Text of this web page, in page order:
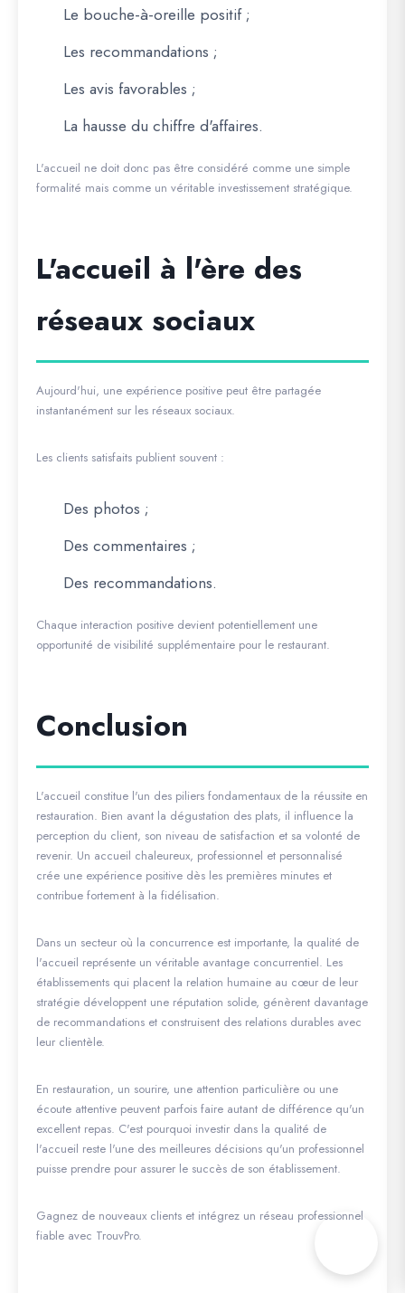
Le bouche-à-oreille positif ;
Les recommandations ;
Les avis favorables ;
La hausse du chiffre d'affaires.
L'accueil ne doit donc pas être considéré comme une simple
formalité mais comme un véritable investissement stratégique.
L'accueil à l'ère des
réseaux sociaux
Aujourd'hui, une expérience positive peut être partagée
instantanément sur les réseaux sociaux.
Les clients satisfaits publient souvent :
Des photos ;
Des commentaires ;
Des recommandations.
Chaque interaction positive devient potentiellement une
opportunité de visibilité supplémentaire pour le restaurant.
Conclusion
L'accueil constitue l'un des piliers fondamentaux de la réussite en
restauration. Bien avant la dégustation des plats, il influence la
perception du client, son niveau de satisfaction et sa volonté de
revenir. Un accueil chaleureux, professionnel et personnalisé
crée une expérience positive dès les premières minutes et
contribue fortement à la fidélisation.
Dans un secteur où la concurrence est importante, la qualité de
l'accueil représente un véritable avantage concurrentiel. Les
établissements qui placent la relation humaine au cœur de leur
stratégie développent une réputation solide, génèrent davantage
de recommandations et construisent des relations durables avec
leur clientèle.
En restauration, un sourire, une attention particulière ou une
écoute attentive peuvent parfois faire autant de différence qu'un
excellent repas. C'est pourquoi investir dans la qualité de
l'accueil reste l'une des meilleures décisions qu'un professionnel
puisse prendre pour assurer le succès de son établissement.
Gagnez de nouveaux clients et intégrez un réseau professionnel
fiable avec TrouvPro.